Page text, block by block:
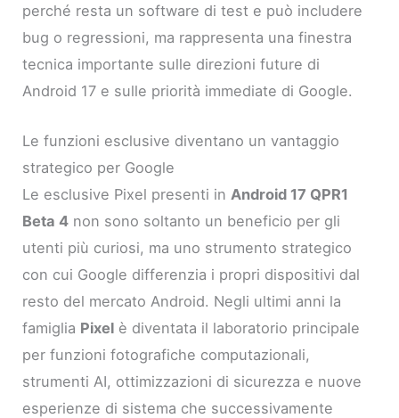
perché resta un software di test e può includere
bug o regressioni, ma rappresenta una finestra
tecnica importante sulle direzioni future di
Android 17 e sulle priorità immediate di Google.
Le funzioni esclusive diventano un vantaggio
strategico per Google
Le esclusive Pixel presenti in Android 17 QPR1
Beta 4 non sono soltanto un beneficio per gli
utenti più curiosi, ma uno strumento strategico
con cui Google differenzia i propri dispositivi dal
resto del mercato Android. Negli ultimi anni la
famiglia Pixel è diventata il laboratorio principale
per funzioni fotografiche computazionali,
strumenti AI, ottimizzazioni di sicurezza e nuove
esperienze di sistema che successivamente